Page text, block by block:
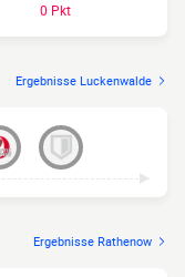
0 Pkt
Ergebnisse Luckenwalde
Ergebnisse Rathenow